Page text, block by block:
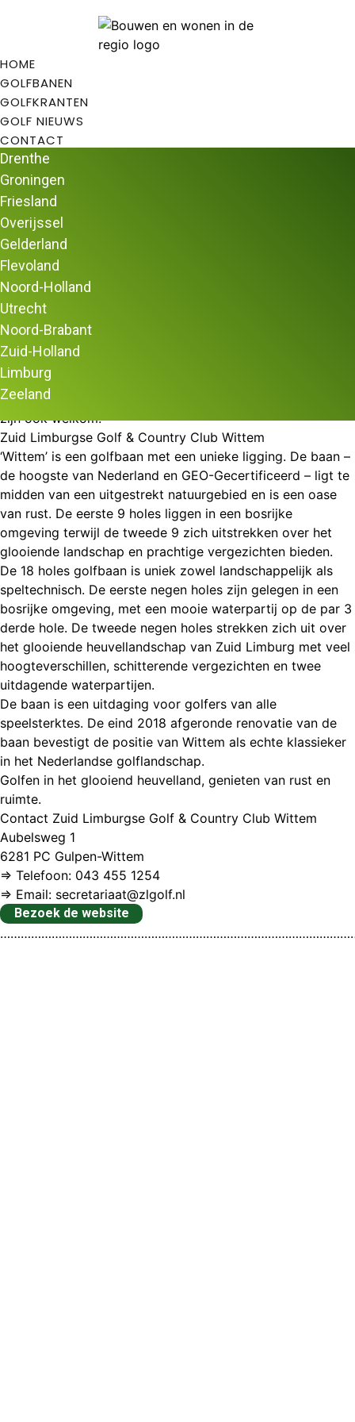
HOME
GOLFBANEN
GOLFKRANTEN
GOLF NIEUWS
CONTACT
Drenthe
Groningen
Friesland
Overijssel
Gelderland
Flevoland
Noord-Holland
Utrecht
Noord-Brabant
Zuid-Holland
Limburg
Zeeland
Home/Golfbanen
Limburgse Golf & Country Club Wittem
Zuid Limburgse Golf & Country Club Wittem
Zuid Limburgse Golf & Country Club Wittem
sinds 1956. De baan staat bekend om zijn mooie
geaccidenteerde baan, sportiviteit en gastvrijheid. Naast
de uitdagende baan en uitstekende oefenfaciliteiten bied
de Zuid Limburgse Golf & Country Club Wittem een fijne
gemoedelijke sfeer van een echte ledenclub. Gastspelers
zijn ook welkom!
Zuid Limburgse Golf & Country Club Wittem
‘Wittem’ is een golfbaan met een unieke ligging. De baan –
de hoogste van Nederland en GEO-Gecertificeerd – ligt te
midden van een uitgestrekt natuurgebied en is een oase
van rust. De eerste 9 holes liggen in een bosrijke
omgeving terwijl de tweede 9 zich uitstrekken over het
glooiende landschap en prachtige vergezichten bieden.
De 18 holes golfbaan is uniek zowel landschappelijk als
speltechnisch. De eerste negen holes zijn gelegen in een
bosrijke omgeving, met een mooie waterpartij op de par 3
derde hole. De tweede negen holes strekken zich uit over
het glooiende heuvellandschap van Zuid Limburg met veel
hoogteverschillen, schitterende vergezichten en twee
uitdagende waterpartijen.
De baan is een uitdaging voor golfers van alle
speelsterktes. De eind 2018 afgeronde renovatie van de
baan bevestigt de positie van Wittem als echte klassieker
in het Nederlandse golflandschap.
Golfen in het glooiend heuvelland, genieten van rust en
ruimte.
Contact Zuid Limburgse Golf & Country Club Wittem
Aubelsweg 1
6281 PC Gulpen-Wittem
⇒ Telefoon: 043 455 1254
⇒ Email: secretariaat@zlgolf.nl
Bezoek de website